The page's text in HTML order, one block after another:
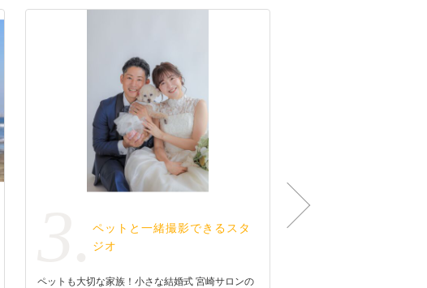
ペットと一緒撮影できるスタ
ジオ
ペットも大切な家族！小さな結婚式 宮崎サロンの
4.